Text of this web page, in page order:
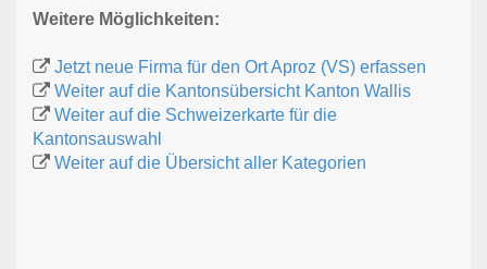
Weitere Möglichkeiten:
Jetzt neue Firma für den Ort Aproz (VS) erfassen
Weiter auf die Kantonsübersicht Kanton Wallis
Weiter auf die Schweizerkarte für die
Kantonsauswahl
Weiter auf die Übersicht aller Kategorien